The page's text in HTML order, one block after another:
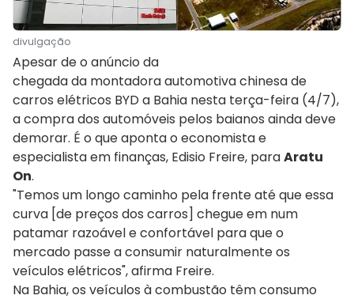
divulgação
Apesar de o anúncio da
chegada da montadora automotiva chinesa de
carros elétricos BYD a Bahia nesta terça-feira (4/7),
a compra dos automóveis pelos baianos ainda deve
demorar. É o que aponta o economista e
especialista em finanças, Edisio Freire, paraAratu
On.
"Temos um longo caminho pela frente até que essa
curva [de preços dos carros] chegue em num
patamar razoável e confortável para que o
mercado passe a consumir naturalmente os
veículos elétricos", afirma Freire.
Na Bahia, os veículos à combustão têm consumo